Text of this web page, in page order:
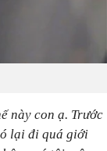
này con ạ. Trước
lại đi quá giới